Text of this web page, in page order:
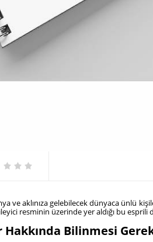
ve aklınıza gelebilecek dünyaca ünlü
resminin üzerinde yer aldığı bu esprili
Bilinmesi